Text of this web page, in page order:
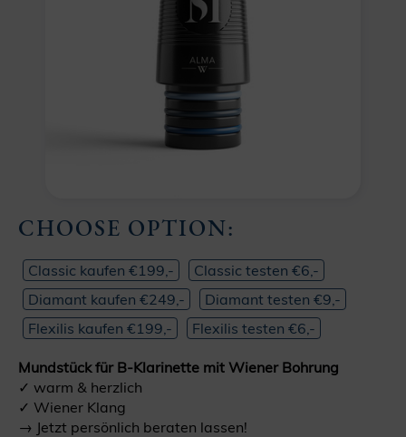
CHOOSE OPTION:
Classic kaufen €199,-
Classic testen €6,-
Diamant kaufen €249,-
Diamant testen €9,-
Flexilis kaufen €199,-
Flexilis testen €6,-
Mundstück für B-Klarinette mit Wiener Bohrung
✓ warm & herzlich
✓ Wiener Klang
→ Jetzt persönlich beraten lassen!